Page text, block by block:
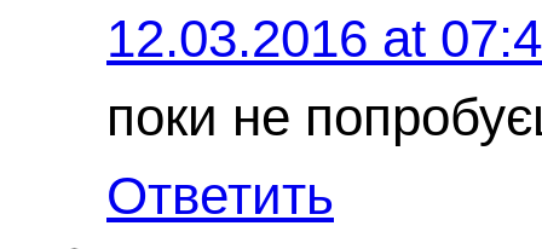
12.03.2016 at
поки не
Ответить